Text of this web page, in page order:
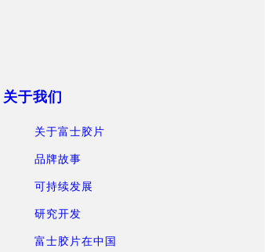
关于我们
关于富士胶片
品牌故事
可持续发展
研究开发
富士胶片在中国